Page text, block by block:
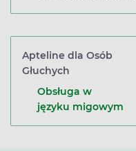
Apteline dla Osób
Głuchych
Obsługa w
języku migowym